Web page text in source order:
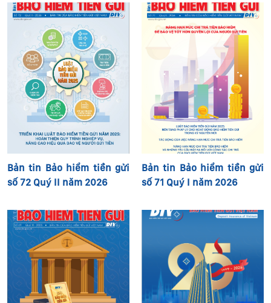
Bản tin Bảo hiểm tiền gửi
số 72 Quý II năm 2026
Bản tin Bảo hiểm tiền gửi
số 71 Quý I năm 2026